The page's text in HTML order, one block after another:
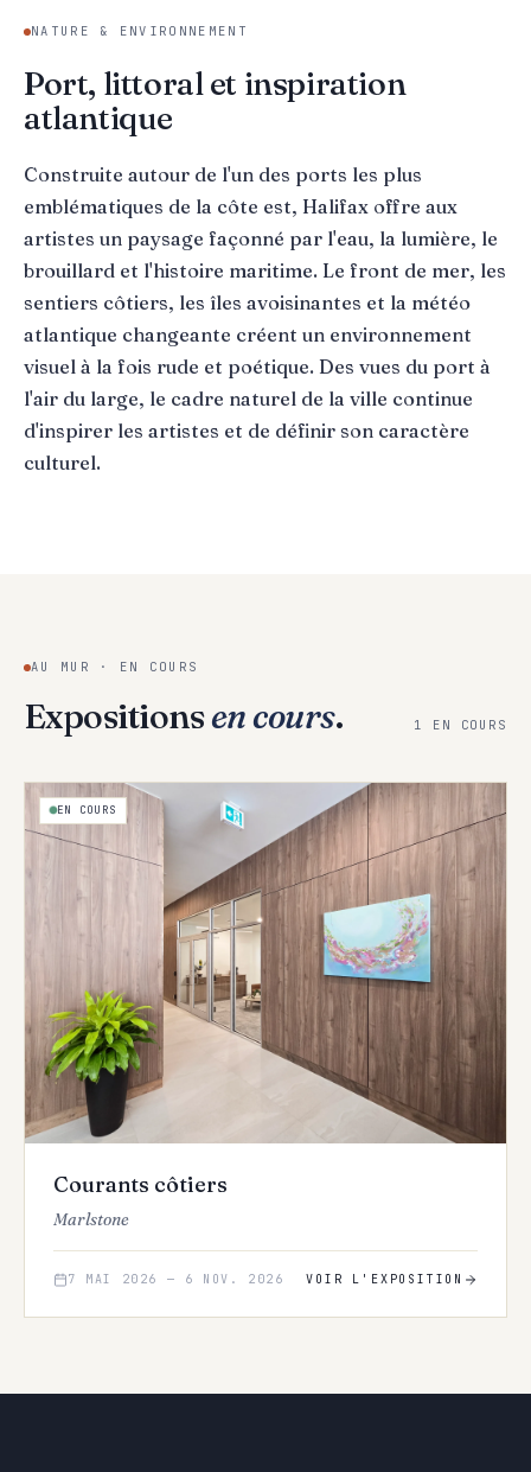
NATURE & ENVIRONNEMENT
Port, littoral et inspiration
atlantique
Construite autour de l'un des ports les plus
emblématiques de la côte est, Halifax offre aux
artistes un paysage façonné par l'eau, la lumière, le
brouillard et l'histoire maritime. Le front de mer, les
sentiers côtiers, les îles avoisinantes et la météo
atlantique changeante créent un environnement
visuel à la fois rude et poétique. Des vues du port à
l'air du large, le cadre naturel de la ville continue
d'inspirer les artistes et de définir son caractère
culturel.
AU MUR · EN COURS
Expositionsen cours. 1 EN COURS
EN COURS
Courants côtiers
Marlstone
7 MAI 2026 — 6 NOV. 2026 VOIR L'EXPOSITION